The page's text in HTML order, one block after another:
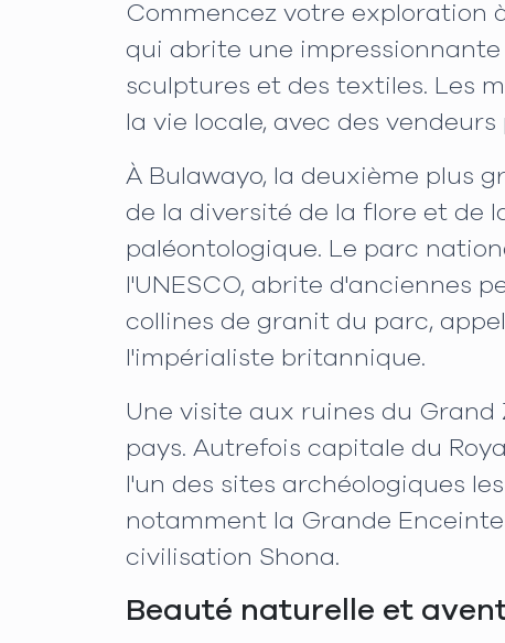
Commencez votre exploration
qui abrite une
sculptures et des textiles. Les
la vie locale, avec des
À Bulawayo, la deuxième plus
de la diversité de la flore et de
paléontologique. Le parc
l'UNESCO, abrite d'anciennes
collines de granit du parc,
l'impérialiste britannique.
Une visite aux ruines du
pays. Autrefois capitale du
l'un des sites archéologiques
notamment la Grande
civilisation Shona.
Beauté naturelle et